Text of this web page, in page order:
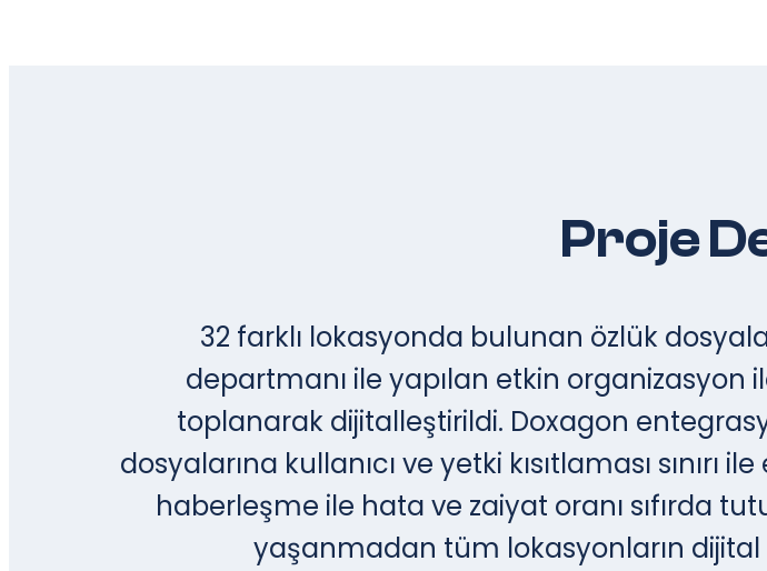
Proje
32 farklı lokasyonda bulunan özlük
departmanı ile yapılan etkin organizasyon
toplanarak dijitalleştirildi. Doxagon
dosyalarına kullanıcı ve yetki kısıtlaması
haberleşme ile hata ve zaiyat oranı sıfırda
yaşanmadan tüm lokasyonların